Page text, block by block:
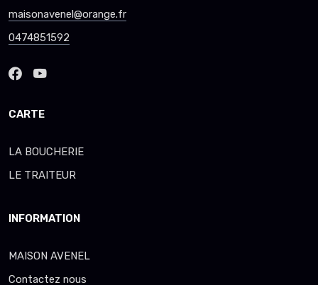
maisonavenel@orange.fr
0474851592
CARTE
LA BOUCHERIE
LE TRAITEUR
INFORMATION
MAISON AVENEL
Contactez nous